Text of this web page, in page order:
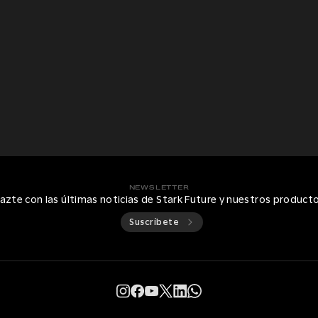
NEWSLETTER
con las últimas noticias de Stark Future y nuestros
Suscríbete